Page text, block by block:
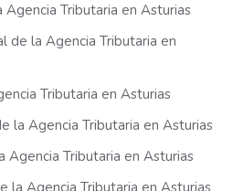
Tributaria en Asturias
de la Agencia Tributaria en
Tributaria en Asturias
la Agencia Tributaria en Asturias
Agencia Tributaria en Asturias